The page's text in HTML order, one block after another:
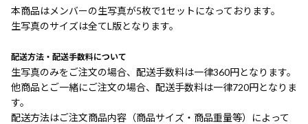
本商品はメンバーの生写真が5枚で1セットになっております。
生写真のサイズは全てL版となります。
配送方法・配送手数料について
生写真のみをご注文の場合、配送手数料は一律360円となります。
他商品とご一緒にご注文の場合、配送手数料は一律720円となりま
す。
配送方法はご注文商品内容（商品サイズ・商品重量等）によって